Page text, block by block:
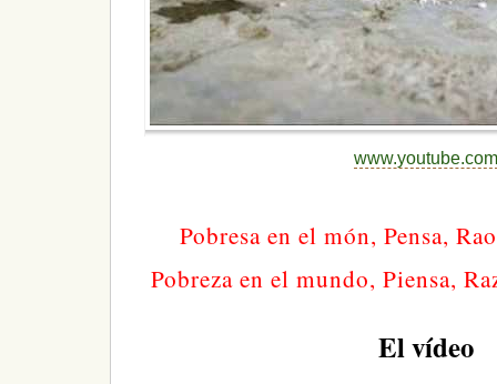
www.youtube.com
Pobresa en el món, Pensa,
Pobreza en el mundo, Piensa,
El vídeo